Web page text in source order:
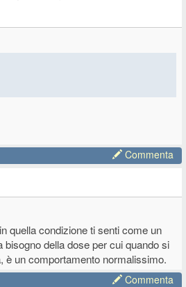
un briciolo di scrupolo ed empatia,
Commenta
quella condizione ti senti come un
della dose per cui quando si
è un comportamento normalissimo.
Commenta